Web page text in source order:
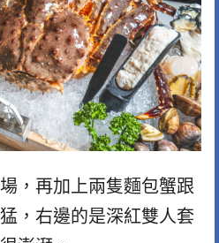
，再加上兩隻麵包蟹跟
，右邊的是深紅雙人套